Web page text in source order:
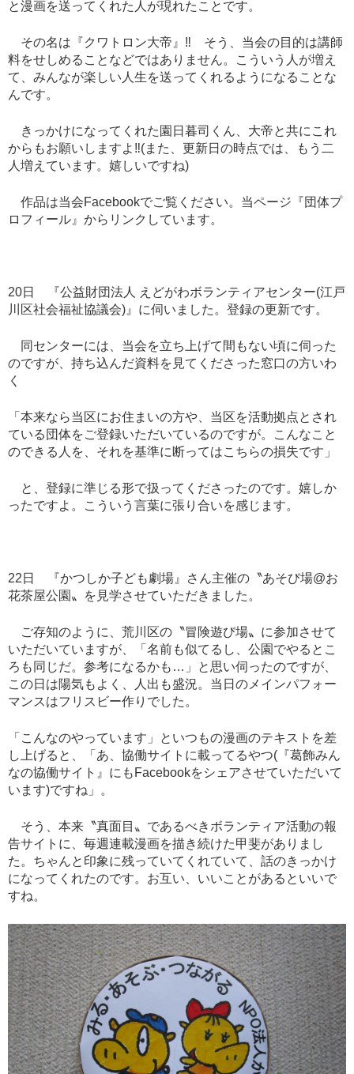
と漫画を送ってくれた人が現れたことです。
その名は『クワトロン大帝』 ‼︎ そう、当会の目的は講師
料をせしめることなどではありません。こういう人が増え
て、みんなが楽しい人生を送ってくれるようになることな
んです。
きっかけになってくれた園日暮司くん、大帝と共にこれ
からもお願いしますよ ‼︎(また、更新日の時点では、もう二
人増えています。嬉しいですね)
作品は当会Facebookでご覧ください。当ページ『団体プ
ロフィール』からリンクしています。
20日 『公益財団法人 えどがわボランティアセンター(江戸
川区社会福祉協議会) 』に伺いました。登録の更新です。
同センターには、当会を立ち上げて間もない頃に伺った
のですが、持ち込んだ資料を見てくださった窓口の方いわ
く
「本来なら当区にお住まいの方や、当区を活動拠点とされ
ている団体をご登録いただいているのですが。こんなこと
のできる人を、それを基準に断ってはこちらの損失です」
と、登録に準じる形で扱ってくださったのです。嬉しか
ったですよ。こういう言葉に張り合いを感じます。
22 日 『かつしか子ども劇場』さん主催の〝あそび場@お
花茶屋公園〟を見学させていただきました。
ご存知のように、荒川区の〝冒険遊び場〟に参加させて
いただいていますが、「名前も似てるし、公園でやるとこ
ろも同じだ。参考になるかも … 」と思い伺ったのですが、
この日は陽気もよく、人出も盛況。当日のメインパフォー
マンスはフリスビー作りでした。
「こんなのやっています」といつもの漫画のテキストを差
し上げると、「あ、協働サイトに載ってるやつ(『葛飾みん
なの協働サイト』にもFacebookをシェアさせていただいて
います)ですね」。
そう、本来〝真面目〟であるべきボランティア活動の報
告サイトに、毎週連載漫画を描き続けた甲斐がありまし
た。ちゃんと印象に残っていてくれていて、話のきっかけ
になってくれたのです。お互い、いいことがあるといいで
すね。